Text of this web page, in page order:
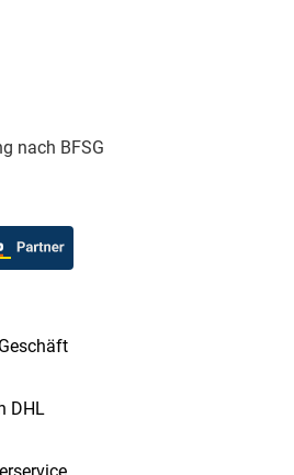
nach BFSG
DHL